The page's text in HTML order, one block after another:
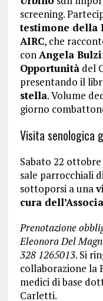
screening.
testimone della
AIRC, che
con Angela
Opportunitàdel
presentando il
stella. Volume
giorno
Visita senologica
Sabato 22
sale parrocchiali
sottoporsi a una
cura
Prenotazione
Eleonora Del
328 1265013. Si
collaborazione la
medici di base
Carletti.